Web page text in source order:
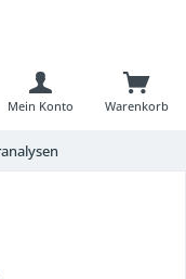
Warenkorb
Mein Konto